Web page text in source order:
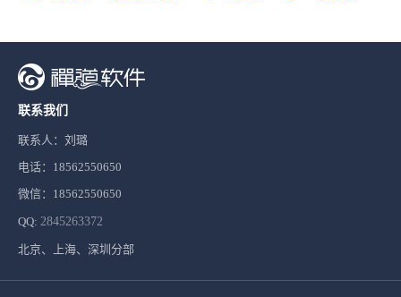
联系我们
联系人：刘璐
电话：18562550650
微信：18562550650
QQ: 2845263372
北京、上海、深圳分部